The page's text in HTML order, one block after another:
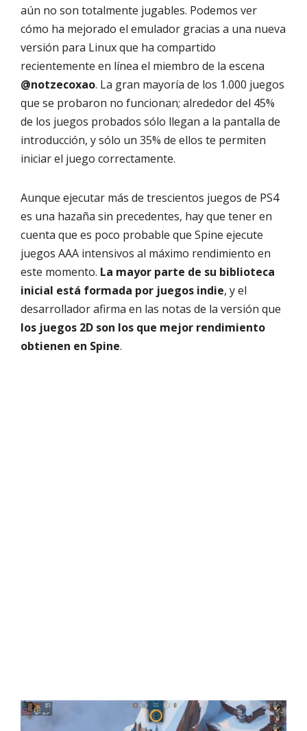
aún no son totalmente jugables. Podemos ver
cómo ha mejorado el emulador gracias a una nueva
versión para Linux que ha compartido
recientemente en línea el miembro de la escena
@notzecoxao. La gran mayoría de los 1.000 juegos
que se probaron no funcionan; alrededor del 45%
de los juegos probados sólo llegan a la pantalla de
introducción, y sólo un 35% de ellos te permiten
iniciar el juego correctamente.
Aunque ejecutar más de trescientos juegos de PS4
es una hazaña sin precedentes, hay que tener en
cuenta que es poco probable que Spine ejecute
juegos AAA intensivos al máximo rendimiento en
este momento. La mayor parte de su biblioteca
inicial está formada por juegos indie, y el
desarrollador afirma en las notas de la versión que
los juegos 2D son los que mejor rendimiento
obtienen en Spine.